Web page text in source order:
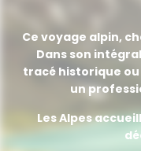
Ce voyage alpin,
Dans son
tracé historique
un
Les Alpes